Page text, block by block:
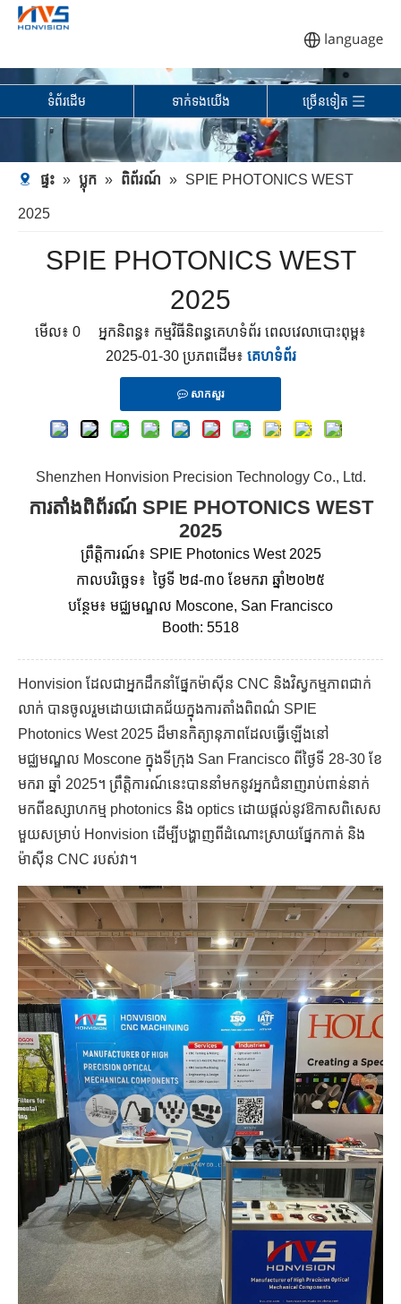
ទំព័រដើម ទាក់ទង​យើង ច្រើនទៀត
ផ្ទះ » ប្លុក » ពិព័រណ៍ » SPIE PHOTONICS WEST
2025
SPIE PHOTONICS WEST
2025
មើល៖ 0 អ្នកនិពន្ធ៖ កម្មវិធីនិពន្ធគេហទំព័រ ពេលវេលាបោះពុម្ព៖
2025-01-30 ប្រភពដើម៖ គេហទំព័រ
សាកសួរ
Shenzhen Honvision Precision Technology Co., Ltd.
ការតាំងពិព័រណ៍ SPIE PHOTONICS WEST
2025
ព្រឹត្តិការណ៍៖ SPIE Photonics West 2025
កាលបរិច្ឆេទ៖ ថ្ងៃទី ២៨-៣០ ខែមករា ឆ្នាំ២០២៥
បន្ថែម៖ មជ្ឈមណ្ឌល Moscone, San Francisco
Booth: 5518
Honvision ដែលជាអ្នកដឹកនាំផ្នែកម៉ាស៊ីន CNC និងវិស្វកម្មភាពជាក់
លាក់ បានចូលរួមដោយជោគជ័យក្នុងការតាំងពិពណ៌ SPIE
Photonics West 2025 ដ៏មានកិត្យានុភាពដែលធ្វើឡើងនៅ
មជ្ឈមណ្ឌល Moscone ក្នុងទីក្រុង San Francisco ពីថ្ងៃទី 28-30 ខែ
មករា ឆ្នាំ 2025។ ព្រឹត្តិការណ៍នេះបាននាំមកនូវអ្នកជំនាញរាប់ពាន់នាក់
មកពីឧស្សាហកម្ម photonics និង optics ដោយផ្តល់នូវឱកាសពិសេស
មួយសម្រាប់ Honvision ដើម្បីបង្ហាញពីដំណោះស្រាយផ្នែកកាត់ និង
ម៉ាស៊ីន CNC របស់វា។